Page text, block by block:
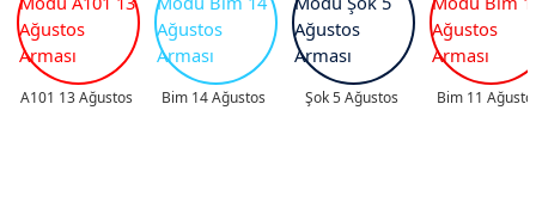
A101 13 Ağustos Bim 14 Ağustos Şok 5 Ağustos Bim 11